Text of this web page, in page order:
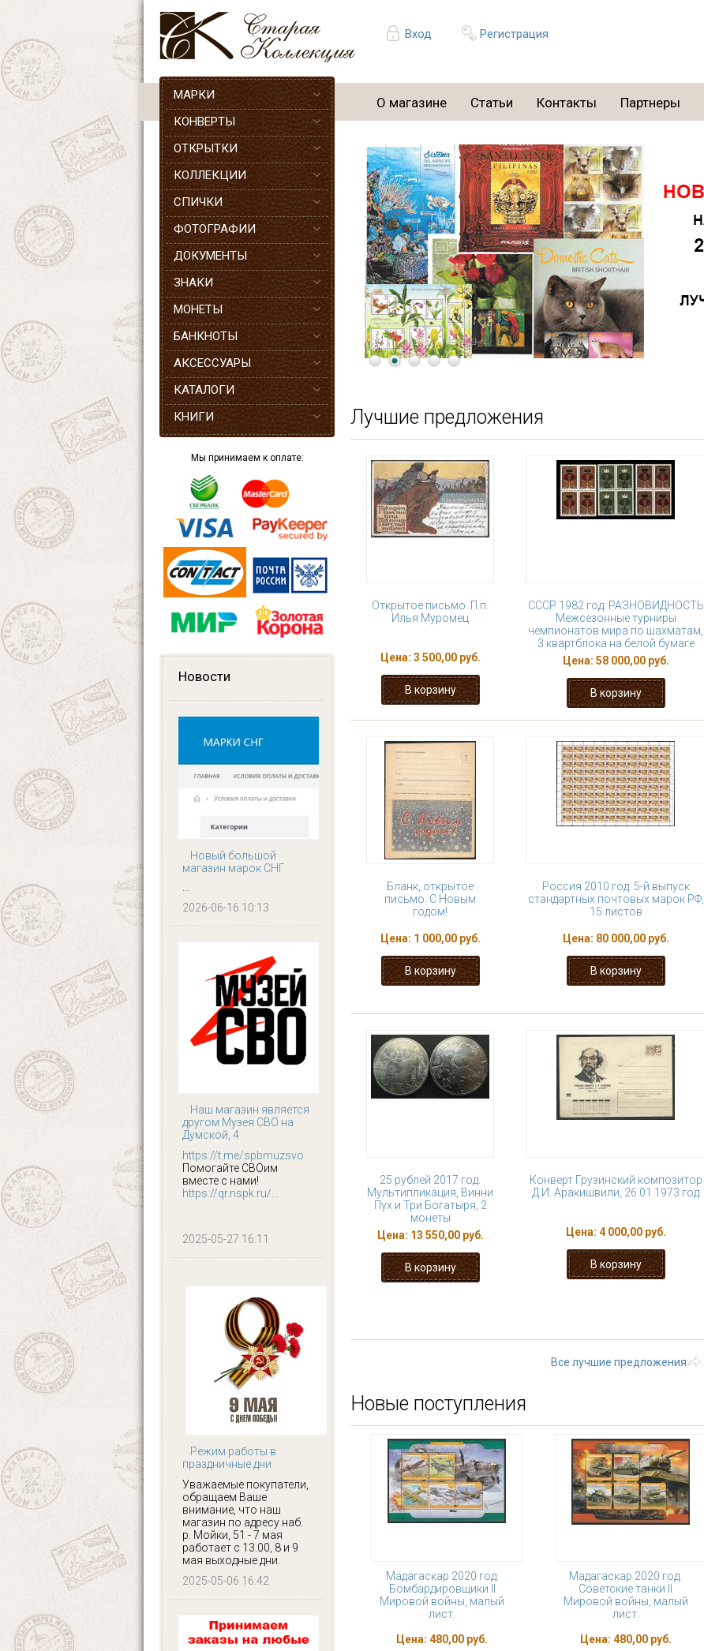
Вход Регистрация
О магазине Статьи Контакты Партнеры
МАРКИ
КОНВЕРТЫ
ОТКРЫТКИ
КОЛЛЕКЦИИ
СПИЧКИ
ФОТОГРАФИИ
ДОКУМЕНТЫ
ЗНАКИ
МОНЕТЫ
БАНКНОТЫ
АКСЕССУАРЫ
КАТАЛОГИ
КНИГИ
Мы принимаем к оплате:
Новости
Новый большой
магазин марок СНГ
...
2026-06-16 10:13
Наш магазин является
другом Музея СВО на
Думской, 4
https://t.me/spbmuzsvo
Помогайте СВОим
вместе с нами!
https://qr.nspk.ru/...
2025-05-27 16:11
Режим работы в
праздничные дни
Уважаемые покупатели,
обращаем Ваше
внимание, что наш
магазин по адресу наб.
р. Мойки, 51 - 7 мая
работает с 13.00, 8 и 9
мая выходные дни.
2025-05-06 16:42
Лучшие предложения
Открытое письмо. П.п.
Илья Муромец
Цена: 3 500,00 руб.
СССР 1982 год. РАЗНОВИДНОСТЬ
Межсезонные турниры
чемпионатов мира по шахматам,
3 квартблока на белой бумаге
Цена: 58 000,00 руб.
Бланк, открытое
письмо. С Новым
годом!
Цена: 1 000,00 руб.
Россия 2010 год. 5-й выпуск
стандартных почтовых марок РФ,
15 листов
Цена: 80 000,00 руб.
25 рублей 2017 год.
Мультипликация, Винни
Пух и Три Богатыря, 2
монеты
Цена: 13 550,00 руб.
Конверт Грузинский композитор
Д.И. Аракишвили, 26.01.1973 год
Цена: 4 000,00 руб.
Все лучшие предложения
Новые поступления
Мадагаскар 2020 год.
Бомбардировщики II
Мировой войны, малый
лист.
Цена: 480,00 руб.
Мадагаскар 2020 год.
Советские танки II
Мировой войны, малый
лист.
Цена: 480,00 руб.